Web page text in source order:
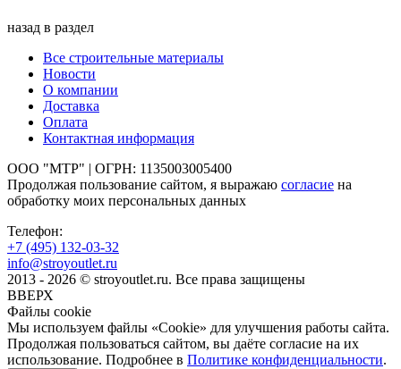
назад в раздел
Все строительные материалы
Новости
О компании
Доставка
Оплата
Контактная информация
ООО "МТР" | ОГРН: 1135003005400
Продолжая пользование сайтом, я выражаю согласие на
обработку моих персональных данных
Телефон:
+7 (495) 132-03-32
info@stroyoutlet.ru
2013 - 2026 © stroyoutlet.ru. Все права защищены
ВВЕРХ
Файлы cookie
Мы используем файлы «Cookie» для улучшения работы сайта.
Продолжая пользоваться сайтом, вы даёте согласие на их
использование. Подробнее в Политике конфиденциальности.